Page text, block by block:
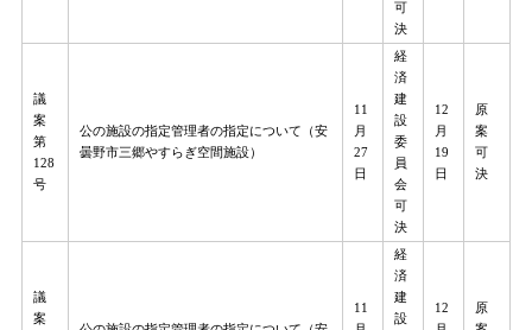
可
決
議
案
第
128
号
公の施設の指定管理者の指定について（安
曇野市三郷やすらぎ空間施設）
11
月
27
日
経
済
建
設
委
員
会
可
決
12
月
19
日
原
案
可
決
議
案
11
経
済
建
設
12
原